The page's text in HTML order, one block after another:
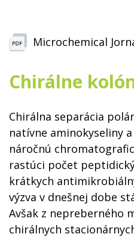
Microchemical
Chirálne
Chirálna separácia
natívne aminokyseliny
náročnú
rastúci počet
krátkych
výzva v dnešnej dobe
Avšak z nepreberného
chirálnych